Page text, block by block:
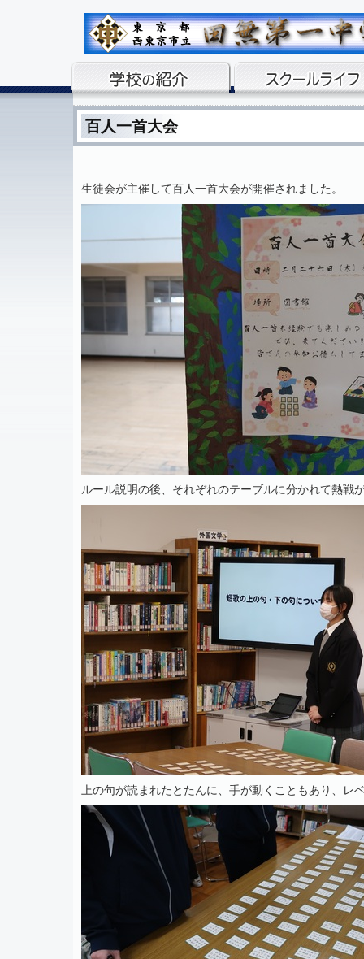
百人一首大会
生徒会が主催して百人一首大会が開催されました。
ルール説明の後、それぞれのテーブルに分かれて熱戦
上の句が読まれたとたんに、手が動くこともあり、レ